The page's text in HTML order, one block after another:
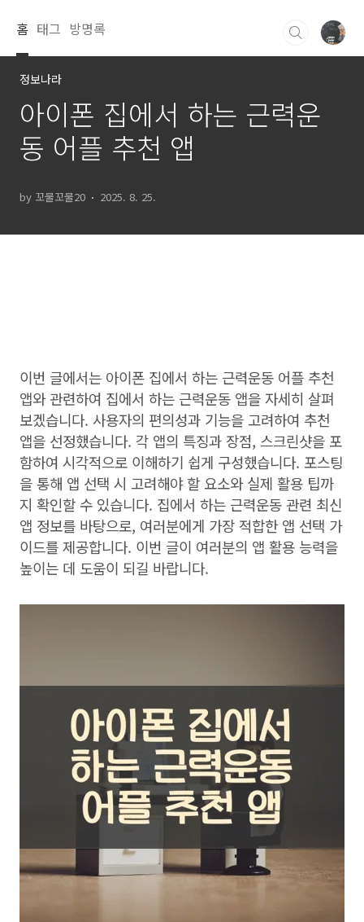
홈 태그 방명록
정보나라
아이폰 집에서 하는 근력운
동 어플 추천 앱
by 꼬물꼬물20 2025. 8. 25.
이번 글에서는 아이폰 집에서 하는 근력운동 어플 추천
앱와 관련하여 집에서 하는 근력운동 앱을 자세히 살펴
보겠습니다. 사용자의 편의성과 기능을 고려하여 추천
앱을 선정했습니다. 각 앱의 특징과 장점, 스크린샷을 포
함하여 시각적으로 이해하기 쉽게 구성했습니다. 포스팅
을 통해 앱 선택 시 고려해야 할 요소와 실제 활용 팁까
지 확인할 수 있습니다. 집에서 하는 근력운동 관련 최신
앱 정보를 바탕으로, 여러분에게 가장 적합한 앱 선택 가
이드를 제공합니다. 이번 글이 여러분의 앱 활용 능력을
높이는 데 도움이 되길 바랍니다.